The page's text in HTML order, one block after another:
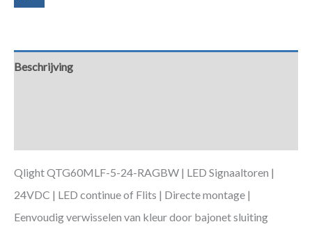
Beschrijving
Qlight QTG60MLF-5-24-RAGBW | LED Signaaltoren |
24VDC | LED continue of Flits | Directe montage |
Eenvoudig verwisselen van kleur door bajonet sluiting